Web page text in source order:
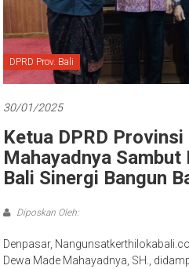
Bali
DPRD Prov. Bali
30/01/2025
Ketua DPRD
Mahayadnya
Bali Sinergi Bangun
Diposkan Oleh:
Denpasar,
Dewa Made Mahayadnya, SH.,